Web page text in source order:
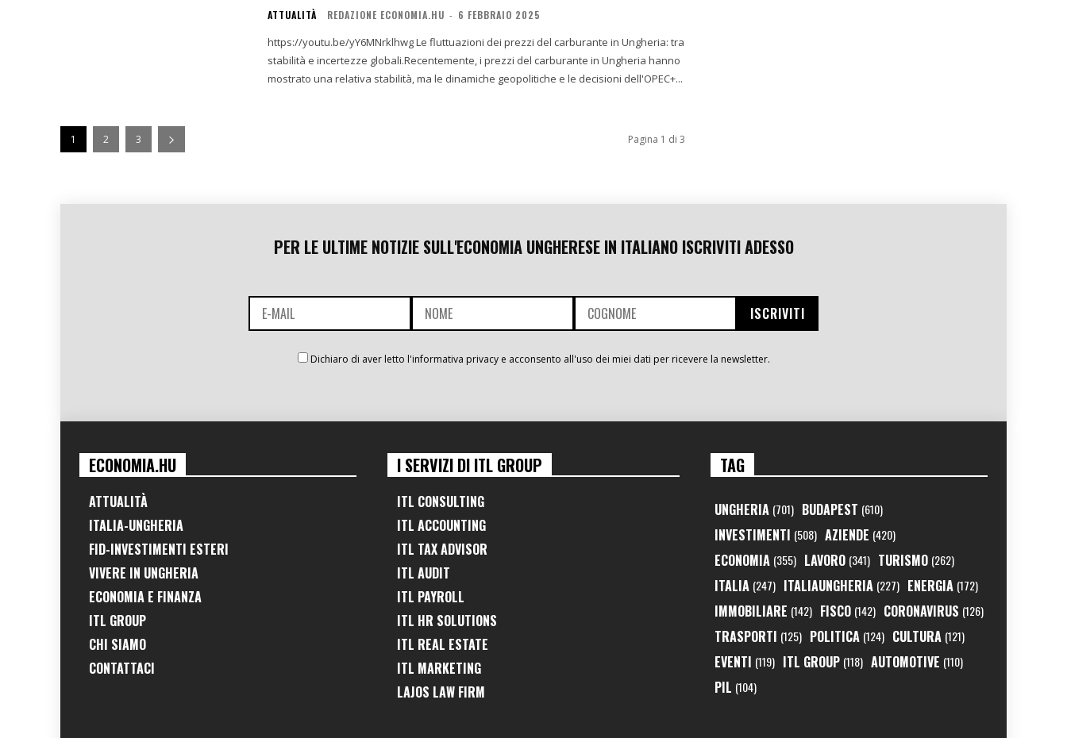
ATTUALITÀ REDAZIONE ECONOMIA.HU - 6 FEBBRAIO 2025
https://youtu.be/yY6MNrklhwg Le fluttuazioni dei prezzi del carburante in Ungheria: tra
stabilità e incertezze globali.Recentemente, i prezzi del carburante in Ungheria hanno
mostrato una relativa stabilità, ma le dinamiche geopolitiche e le decisioni dell'OPEC+...
1 2 3 Pagina 1 di 3
PER LE ULTIME NOTIZIE SULL'ECONOMIA UNGHERESE IN ITALIANO ISCRIVITI ADESSO
Dichiaro di aver letto l'informativa privacy e acconsento all'uso dei miei dati per ricevere la newsletter.
ECONOMIA.HU
ATTUALITÀ
ITALIA-UNGHERIA
FID-INVESTIMENTI ESTERI
VIVERE IN UNGHERIA
ECONOMIA E FINANZA
ITL GROUP
CHI SIAMO
CONTATTACI
I SERVIZI DI ITL GROUP
ITL CONSULTING
ITL ACCOUNTING
ITL TAX ADVISOR
ITL AUDIT
ITL PAYROLL
ITL HR SOLUTIONS
ITL REAL ESTATE
ITL MARKETING
LAJOS LAW FIRM
TAG
UNGHERIA (701) BUDAPEST (610)
INVESTIMENTI (508) AZIENDE (420)
ECONOMIA (355) LAVORO (341) TURISMO (262)
ITALIA (247) ITALIAUNGHERIA (227) ENERGIA (172)
IMMOBILIARE (142) FISCO (142) CORONAVIRUS (126)
TRASPORTI (125) POLITICA (124) CULTURA (121)
EVENTI (119) ITL GROUP (118) AUTOMOTIVE (110)
PIL (104)